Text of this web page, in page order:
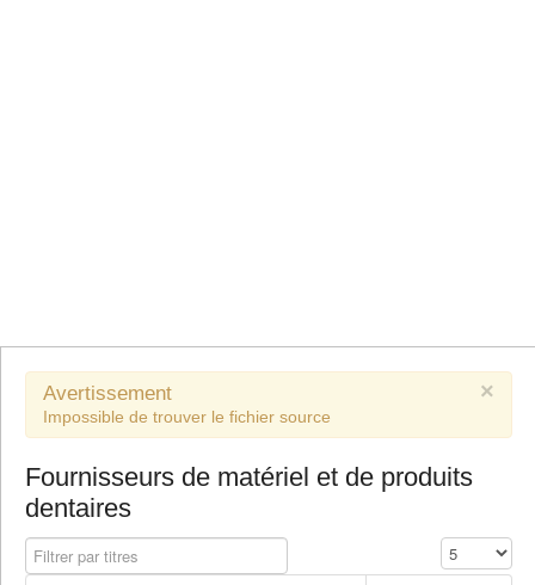
×
Avertissement
Impossible de trouver le fichier source
Fournisseurs de matériel et de produits
dentaires
Filtrer par titres Affichage #